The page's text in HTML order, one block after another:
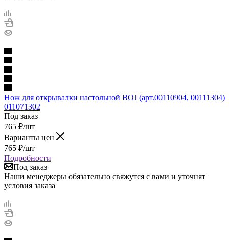
Нож для открывалки настольной BOJ (арт.00110904, 00111304)
011071302
Под заказ
765 ₽/шт
Варианты цен
765 ₽/шт
Подробности
Под заказ
Наши менеджеры обязательно свяжутся с вами и уточнят
условия заказа